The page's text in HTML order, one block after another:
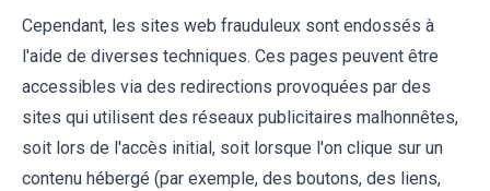
Cependant, les sites web frauduleux sont endossés à
l'aide de diverses techniques. Ces pages peuvent être
accessibles via des redirections provoquées par des
sites qui utilisent des réseaux publicitaires malhonnêtes,
soit lors de l'accès initial, soit lorsque l'on clique sur un
contenu hébergé (par exemple, des boutons, des liens,